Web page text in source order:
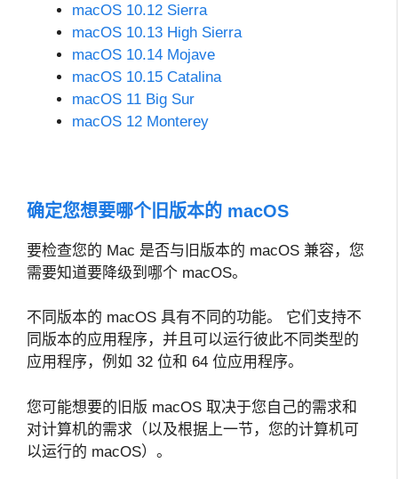
macOS 10.12 Sierra
macOS 10.13 High Sierra
macOS 10.14 Mojave
macOS 10.15 Catalina
macOS 11 Big Sur
macOS 12 Monterey
确定您想要哪个旧版本的 macOS
要检查您的 Mac 是否与旧版本的 macOS 兼容，您
需要知道要降级到哪个 macOS。
不同版本的 macOS 具有不同的功能。 它们支持不
同版本的应用程序，并且可以运行彼此不同类型的
应用程序，例如 32 位和 64 位应用程序。
您可能想要的旧版 macOS 取决于您自己的需求和
对计算机的需求（以及根据上一节，您的计算机可
以运行的 macOS）。